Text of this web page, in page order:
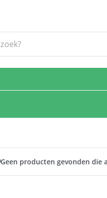
Geen producten gevonden die